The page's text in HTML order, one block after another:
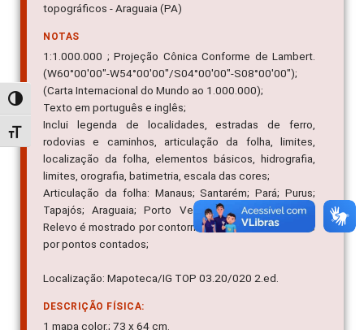
Alternar alto contraste
Alternar tamanho da fonte
topográficos - Araguaia (PA)
NOTAS
1:1.000.000 ; Projeção Cônica Conforme de Lambert.
(W60°00'00"-W54°00'00"/S04°00'00"-S08°00'00");
(Carta Internacional do Mundo ao 1.000.000);
Texto em português e inglês;
Inclui legenda de localidades, estradas de ferro,
rodovias e caminhos, articulação da folha, limites,
localização da folha, elementos básicos, hidrografia,
limites, orografia, batimetria, escala das cores;
Articulação da folha: Manaus; Santarém; Pará; Purus;
Tapajós; Araguaia; Porto Velho; Juruena; Tocantins
Relevo é mostrado por contornos, altitudes assinaladas
por pontos contados;
Localização: Mapoteca/IG TOP 03.20/020 2.ed.
DESCRIÇÃO FÍSICA:
1 mapa color.; 73 x 64 cm.